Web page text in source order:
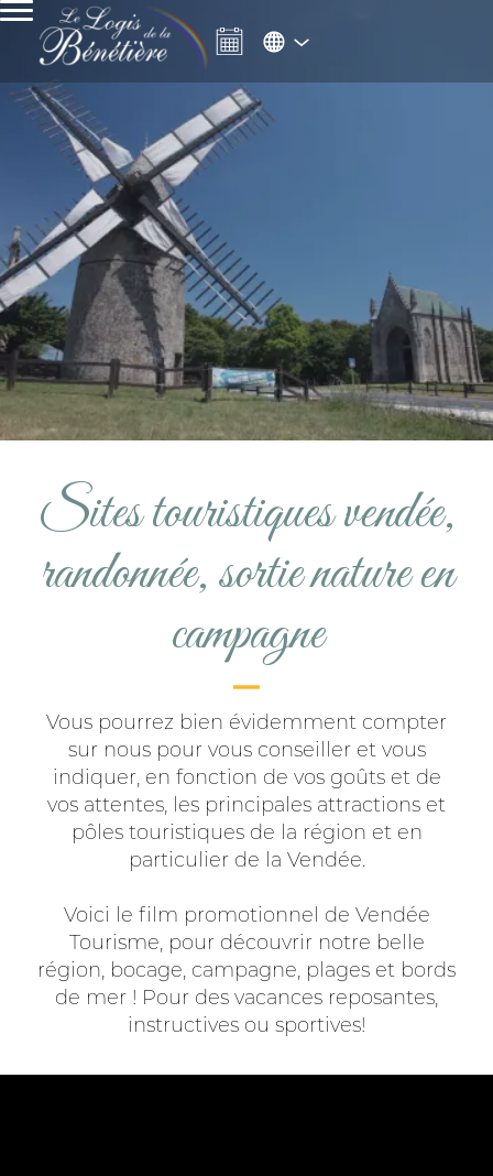
Sites touristiques vendée,
randonnée, sortie nature en
campagne
Vous pourrez bien évidemment compter
sur nous pour vous conseiller et vous
indiquer, en fonction de vos goûts et de
vos attentes, les principales attractions et
pôles touristiques de la région et en
particulier de la Vendée.
Voici le film promotionnel de Vendée
Tourisme, pour découvrir notre belle
région, bocage, campagne, plages et bords
de mer ! Pour des vacances reposantes,
instructives ou sportives!